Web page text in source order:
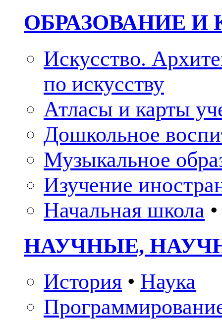
ОБРАЗОВАНИЕ И
Искусство.
по искусству
Атласы и карты
Дошкольное
Музыкальное
Изучение
Начальная школа •
НАУЧНЫЕ,
История • Наука